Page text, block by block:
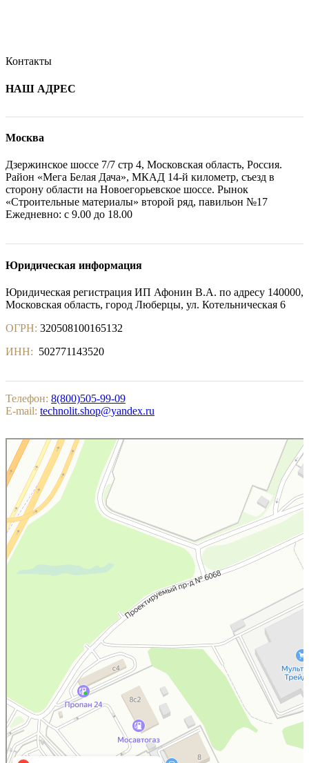
Контакты
НАШ АДРЕС
Москва
Дзержинское шоссе 7/7 стр 4, Московская область, Россия.
Район «Мега Белая Дача», МКАД 14-й километр, съезд в
сторону области на Новоегорьевское шоссе. Рынок
«Строительные материалы» второй ряд, павильон №17
Ежедневно: с 9.00 до 18.00
Юридическая информация
Юридическая регистрация ИП Афонин В.А. по адресу 140000,
Московская область, город Люберцы, ул. Котельническая 6
ОГРН: 320508100165132
ИНН: 502771143520
Телефон: 8(800)505-99-09
E-mail: technolit.shop@yandex.ru
Котельники
Яндекс.Карты — поиск мест и адресов, городской транспорт